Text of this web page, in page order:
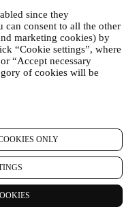
since they
consent to all the other
marketing cookies) by
“Cookie settings”, where
“Accept necessary
of cookies will be
ONLY
over onze producten te
op de verkoop van onze
of andere
WhatsApp. U kunt meer te
en garanties van
overdracht van uw
op te nemen met uw
gegevens door WhatsApp
van de app; Le Creuset
jaar vverwijderen.